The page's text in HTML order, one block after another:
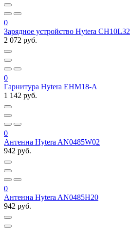
0
Зарядное устройство Hytera CH10L32
2 072 руб.
0
Гарнитура Hytera EHM18-A
1 142 руб.
0
Антенна Hytera AN0485W02
942 руб.
0
Антенна Hytera AN0485H20
942 руб.